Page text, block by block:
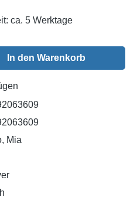
ca. 5 Werktage
den gewünschten
In den Warenkorb
Mia